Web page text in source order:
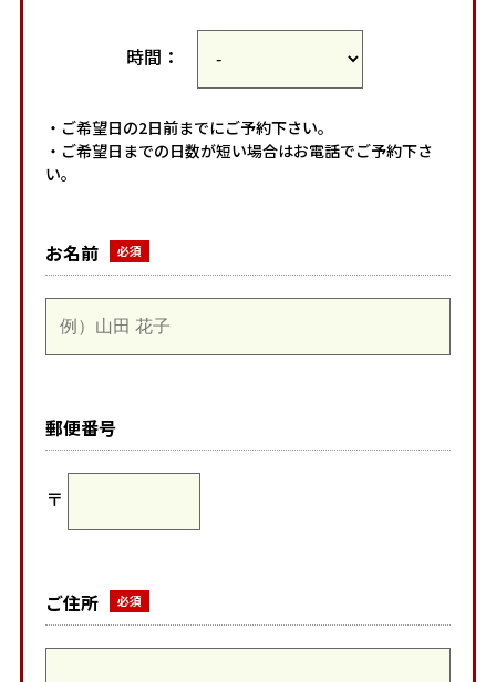
時間：
・ご希望日の2日前までにご予約下さい。
・ご希望日までの日数が短い場合はお電話でご予約下さ
い。
お名前
郵便番号
〒
ご住所